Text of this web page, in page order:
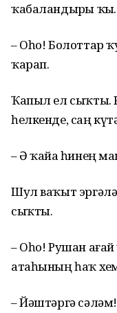
ҡабаландырҙы ҡыҙ.
– Оһо! Болоттар
ҡарап.
Ҡапыл ел сыҡты.
һелкенде, саң
– Ә ҡайҙа һинең
Шул ваҡыт
сыҡты.
– Оһо! Рушан ағай
атаһының һаҡ
– Йәштәргә